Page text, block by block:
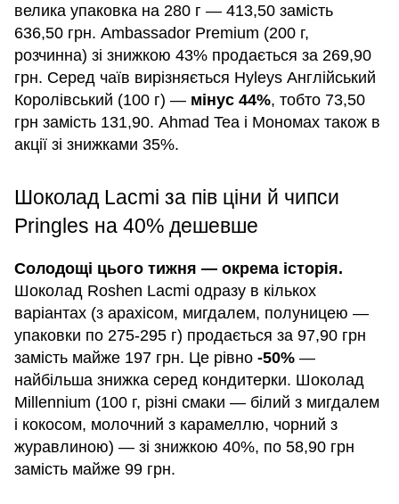
велика упаковка на 280 г — 413,50 замість
636,50 грн. Ambassador Premium (200 г,
розчинна) зі знижкою 43% продається за 269,90
грн. Серед чаїв вирізняється Hyleys Англійський
Королівський (100 г) — мінус 44%, тобто 73,50
грн замість 131,90. Ahmad Tea і Мономах також в
акції зі знижками 35%.
Шоколад Lacmi за пів ціни й чипси
Pringles на 40% дешевше
Солодощі цього тижня — окрема історія.
Шоколад Roshen Lacmi одразу в кількох
варіантах (з арахісом, мигдалем, полуницею —
упаковки по 275-295 г) продається за 97,90 грн
замість майже 197 грн. Це рівно -50% —
найбільша знижка серед кондитерки. Шоколад
Millennium (100 г, різні смаки — білий з мигдалем
і кокосом, молочний з карамеллю, чорний з
журавлиною) — зі знижкою 40%, по 58,90 грн
замість майже 99 грн.